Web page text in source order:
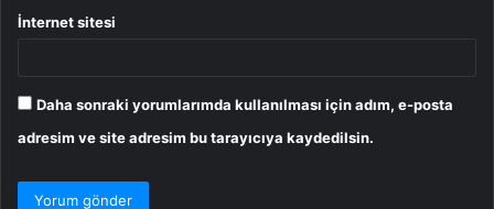
İnternet sitesi
Daha sonraki yorumlarımda kullanılması için adım, e-posta
adresim ve site adresim bu tarayıcıya kaydedilsin.